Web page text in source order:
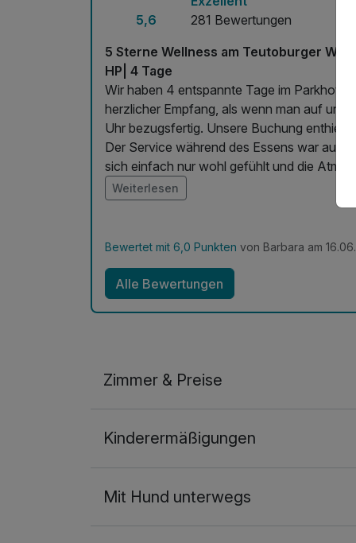
5,6
281 Bewertungen
5 Sterne Wellness am Teutoburger
HP| 4 Tage
Wir haben 4 entspannte Tage im
herzlicher Empfang, als wenn man auf uns
Uhr bezugsfertig. Unsere Buchung enthielt
Der Service während des Essens war
sich einfach nur wohl gefühlt und die
und mit Liebe zubereitet. Das Gleiche
keine Wünsche offen lässt und alle
auch ein Tag in der Järve-Sauna enthalten.
zugelassen hat. Man konnte sich im Freien
einen schönen Schwimmteich gab.
haben in dieser jeden Abend den Tag
schon wieder für den Dezember gebucht
Weiterlesen
Bewertet mit 6,0 Punkten von Barbara am
Alle Bewertungen
Zimmer & Preise
2 Erwachsene
Kinderermäßigungen
Mit Hund unterwegs